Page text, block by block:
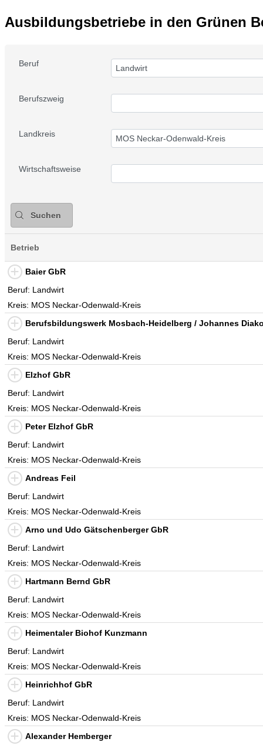
Ausbildungsbetriebe in den Grünen
Beruf Landwirt
Berufszweig
Landkreis MOS Neckar-Odenwald-Kreis
Wirtschaftsweise
Suchen
Betrieb
Baier GbR
Beruf: Landwirt
Kreis: MOS Neckar-Odenwald-Kreis
Berufsbildungswerk Mosbach-Heidelberg / Johannes
Beruf: Landwirt
Kreis: MOS Neckar-Odenwald-Kreis
Elzhof GbR
Beruf: Landwirt
Kreis: MOS Neckar-Odenwald-Kreis
Peter Elzhof GbR
Beruf: Landwirt
Kreis: MOS Neckar-Odenwald-Kreis
Andreas Feil
Beruf: Landwirt
Kreis: MOS Neckar-Odenwald-Kreis
Arno und Udo Gätschenberger GbR
Beruf: Landwirt
Kreis: MOS Neckar-Odenwald-Kreis
Hartmann Bernd GbR
Beruf: Landwirt
Kreis: MOS Neckar-Odenwald-Kreis
Heimentaler Biohof Kunzmann
Beruf: Landwirt
Kreis: MOS Neckar-Odenwald-Kreis
Heinrichhof GbR
Beruf: Landwirt
Kreis: MOS Neckar-Odenwald-Kreis
Alexander Hemberger